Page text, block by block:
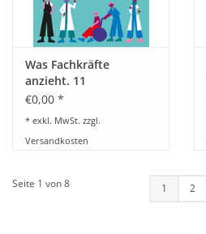
Was Fachkräfte
anzieht. 11
Gestaltungsmöglichkeiten
von Familie und Beruf
für Betriebs- und
€0,00 *
* exkl. MwSt. zzgl.
Versandkosten
Seite 1 von 8 1 2